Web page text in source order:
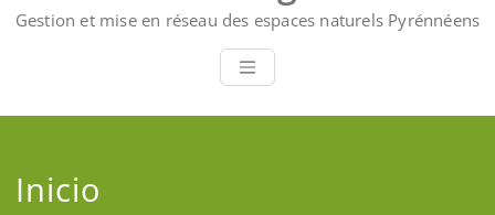
Gestion et mise en réseau des espaces naturels Pyrénnéens
Inicio